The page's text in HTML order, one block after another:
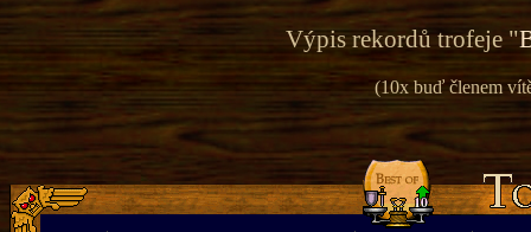
Výpis rekordů trofeje "
(10x buď členem